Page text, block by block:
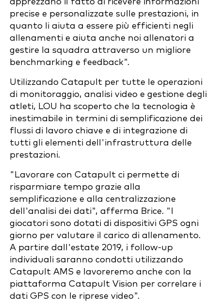
precise e personalizzate sulle prestazioni, in
quanto li aiuta a essere più efficienti negli
allenamenti e aiuta anche noi allenatori a
gestire la squadra attraverso un migliore
benchmarking e feedback".
Utilizzando Catapult per tutte le operazioni
di monitoraggio, analisi video e gestione degli
atleti, LOU ha scoperto che la tecnologia è
inestimabile in termini di semplificazione dei
flussi di lavoro chiave e di integrazione di
tutti gli elementi dell'infrastruttura delle
prestazioni.
"Lavorare con Catapult ci permette di
risparmiare tempo grazie alla
semplificazione e alla centralizzazione
dell'analisi dei dati", afferma Brice. "I
giocatori sono dotati di dispositivi GPS ogni
giorno per valutare il carico di allenamento.
A partire dall'estate 2019, i follow-up
individuali saranno condotti utilizzando
Catapult AMS e lavoreremo anche con la
piattaforma Catapult Vision per correlare i
dati GPS con le riprese video".